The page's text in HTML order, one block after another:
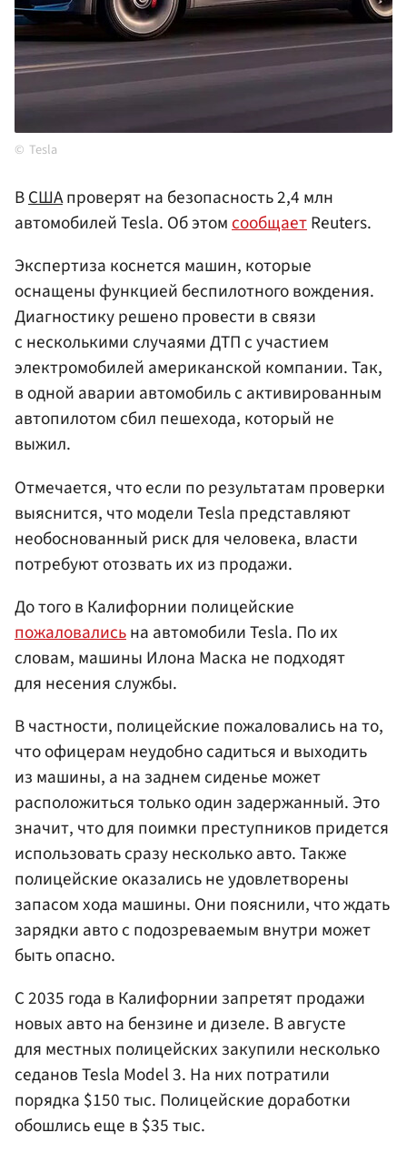
Tesla
ВСШАпроверят на безопасность 2,4 млн
автомобилей Tesla. Об этомсообщаетReuters.
Экспертиза коснется машин, которые
оснащены функцией беспилотного вождения.
Диагностику решено провести в связи
с несколькими случаями ДТП с участием
электромобилей американской компании. Так,
в одной аварии автомобиль с активированным
автопилотом сбил пешехода, который не
выжил.
Отмечается, что если по результатам проверки
выяснится, что модели Tesla представляют
необоснованный риск для человека, власти
потребуют отозвать их из продажи.
До того в Калифорнии полицейские
пожаловалисьна автомобили Tesla. По их
словам, машины Илона Маска не подходят
для несения службы.
В частности, полицейские пожаловались на то,
что офицерам неудобно садиться и выходить
из машины, а на заднем сиденье может
расположиться только один задержанный. Это
значит, что для поимки преступников придется
использовать сразу несколько авто. Также
полицейские оказались не удовлетворены
запасом хода машины. Они пояснили, что ждать
зарядки авто с подозреваемым внутри может
быть опасно.
С 2035 года в Калифорнии запретят продажи
новых авто на бензине и дизеле. В августе
для местных полицейских закупили несколько
седанов Tesla Model 3. На них потратили
порядка $150 тыс. Полицейские доработки
обошлись еще в $35 тыс.